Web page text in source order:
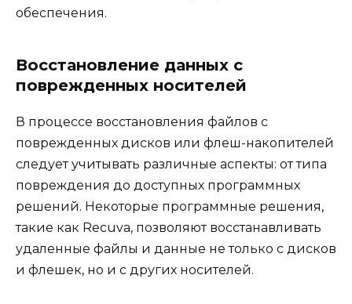
обеспечения.
Восстановление данных с
поврежденных носителей
В процессе восстановления файлов с
поврежденных дисков или флеш-накопителей
следует учитывать различные аспекты: от типа
повреждения до доступных программных
решений. Некоторые программные решения,
такие как Recuva, позволяют восстанавливать
удаленные файлы и данные не только с дисков
и флешек, но и с других носителей.